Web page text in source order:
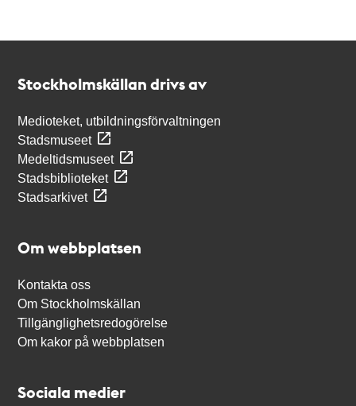
Stockholmskällan drivs av
Medioteket, utbildningsförvaltningen
Stadsmuseet
Medeltidsmuseet
Stadsbiblioteket
Stadsarkivet
Om webbplatsen
Kontakta oss
Om Stockholmskällan
Tillgänglighetsredogörelse
Om kakor på webbplatsen
Sociala medier